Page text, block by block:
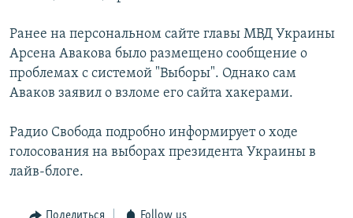
Ранее на персональном сайте главы МВД Украины
Арсена Авакова было размещено сообщение о
проблемах с системой "Выборы". Однако сам
Аваков заявил о взломе его сайта хакерами.
Радио Свобода подробно информирует о ходе
голосования на выборах президента Украины в
лайв-блоге.